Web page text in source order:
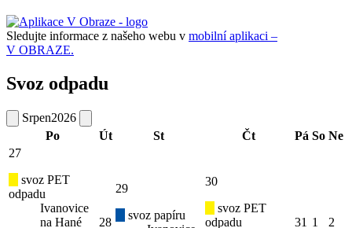
Sledujte informace z našeho webu v mobilní aplikaci –
V OBRAZE.
Svoz odpadu
Srpen2026
Po
Út St Čt Pá So Ne
27
svoz PET
odpadu
Ivanovice
na Hané
28
29
svoz papíru
30
svoz PET
odpadu
31 1 2